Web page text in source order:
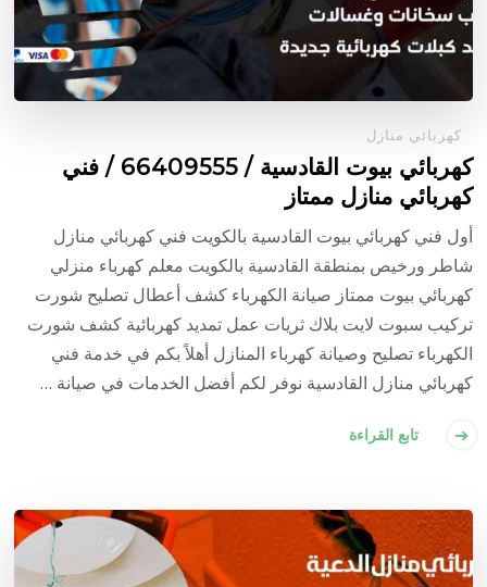
كهربائي منازل
كهربائي بيوت القادسية / 66409555 / فني
كهربائي منازل ممتاز
أول فني كهربائي بيوت القادسية بالكويت فني كهربائي منازل
شاطر ورخيص بمنطقة القادسية بالكويت معلم كهرباء منزلي
كهربائي بيوت ممتاز صيانة الكهرباء كشف أعطال تصليح شورت
تركيب سبوت لايت بلاك ثريات عمل تمديد كهربائية كشف شورت
الكهرباء تصليح وصيانة كهرباء المنازل أهلاً بكم في خدمة فني
كهربائي منازل القادسية نوفر لكم أفضل الخدمات في صيانة …
تابع القراءة